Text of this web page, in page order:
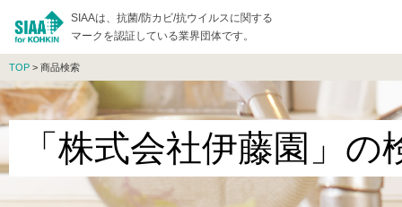
SIAAは、抗菌/防カビ/抗ウイルスに関する
マークを認証している業界団体です。
TOP > 商品検索
「株式会社伊藤園」の